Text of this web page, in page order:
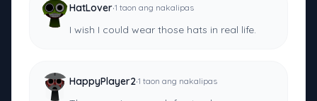
HatLover·1 taon ang nakalipas
I wish I could wear those hats in real life.
HappyPlayer2·1 taon ang nakalipas